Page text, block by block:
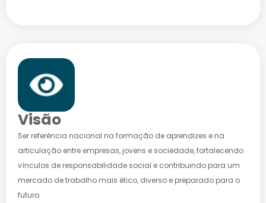
Visão
Ser referência nacional na formação de aprendizes e na
articulação entre empresas, jovens e sociedade, fortalecendo
vínculos de responsabilidade social e contribuindo para um
mercado de trabalho mais ético, diverso e preparado para o
futuro.